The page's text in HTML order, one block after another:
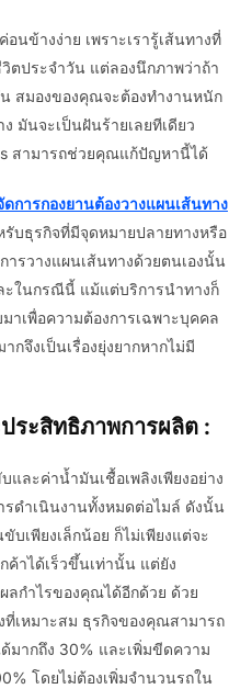
นข้างง่าย เพราะเรารู้เส้นทางที่
ตประจำวัน แต่ลองนึกภาพว่าถ้า
สมองของคุณจะต้องทำงานหนัก
มันจะเป็นฝันร้ายเลยทีเดียว
สามารถช่วยคุณแก้ปัญหานี้ได้
ดการกองยานต้องวางแผนเส้นทาง
รับธุรกิจที่มีจุดหมายปลายทางหรือ
รวางแผนเส้นทางด้วยตนเองนั้น
ะในกรณีนี้ แม้แต่บริการนำทางก็
าเพื่อความต้องการเฉพาะบุคคล
จึงเป็นเรื่องยุ่งยากหากไม่มี
ระสิทธิภาพการผลิต :
ละค่าน้ำมันเชื้อเพลิงเพียงอย่าง
ดำเนินงานทั้งหมดต่อไมล์ ดังนั้น
เพียงเล็กน้อย ก็ไม่เพียงแต่จะ
าได้เร็วขึ้นเท่านั้น แต่ยัง
ลกำไรของคุณได้อีกด้วย ด้วย
ที่เหมาะสม ธุรกิจของคุณสามารถ
มากถึง 30% และเพิ่มขีดความ
โดยไม่ต้องเพิ่มจำนวนรถใน